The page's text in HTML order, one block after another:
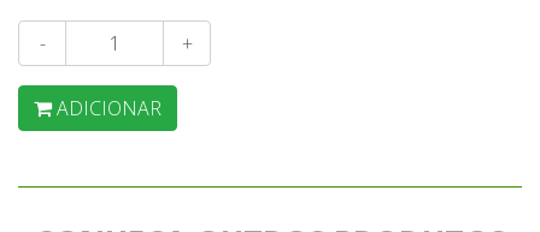
- +
ADICIONAR